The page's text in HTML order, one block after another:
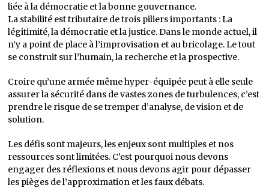
liée à la démocratie et la bonne gouvernance.
La stabilité est tributaire de trois piliers importants : La
légitimité, la démocratie et la justice. Dans le monde actuel, il
n’y a point de place à l’improvisation et au bricolage. Le tout
se construit sur l’humain, la recherche et la prospective.
Croire qu’une armée même hyper-équipée peut à elle seule
assurer la sécurité dans de vastes zones de turbulences, c’est
prendre le risque de se tremper d’analyse, de vision et de
solution.
Les défis sont majeurs, les enjeux sont multiples et nos
ressources sont limitées. C’est pourquoi nous devons
engager des réflexions et nous devons agir pour dépasser
les pièges de l’approximation et les faux débats.